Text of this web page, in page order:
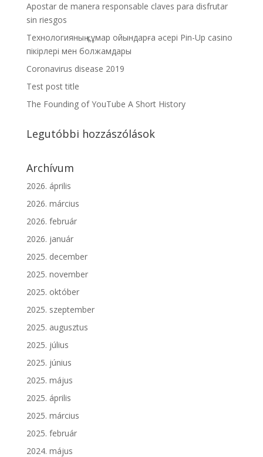
Apostar de manera responsable claves para disfrutar
sin riesgos
Технологияның құмар ойындарға әсері Pin-Up casino
пікірлері мен болжамдары
Coronavirus disease 2019
Test post title
The Founding of YouTube A Short History
Legutóbbi hozzászólások
Archívum
2026. április
2026. március
2026. február
2026. január
2025. december
2025. november
2025. október
2025. szeptember
2025. augusztus
2025. július
2025. június
2025. május
2025. április
2025. március
2025. február
2024. május